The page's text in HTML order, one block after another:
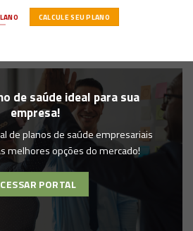
CALCULE SEU PLANO
de saúde ideal para sua
empresa!
de planos de saúde empresariais
melhores opções do mercado!
PORTAL